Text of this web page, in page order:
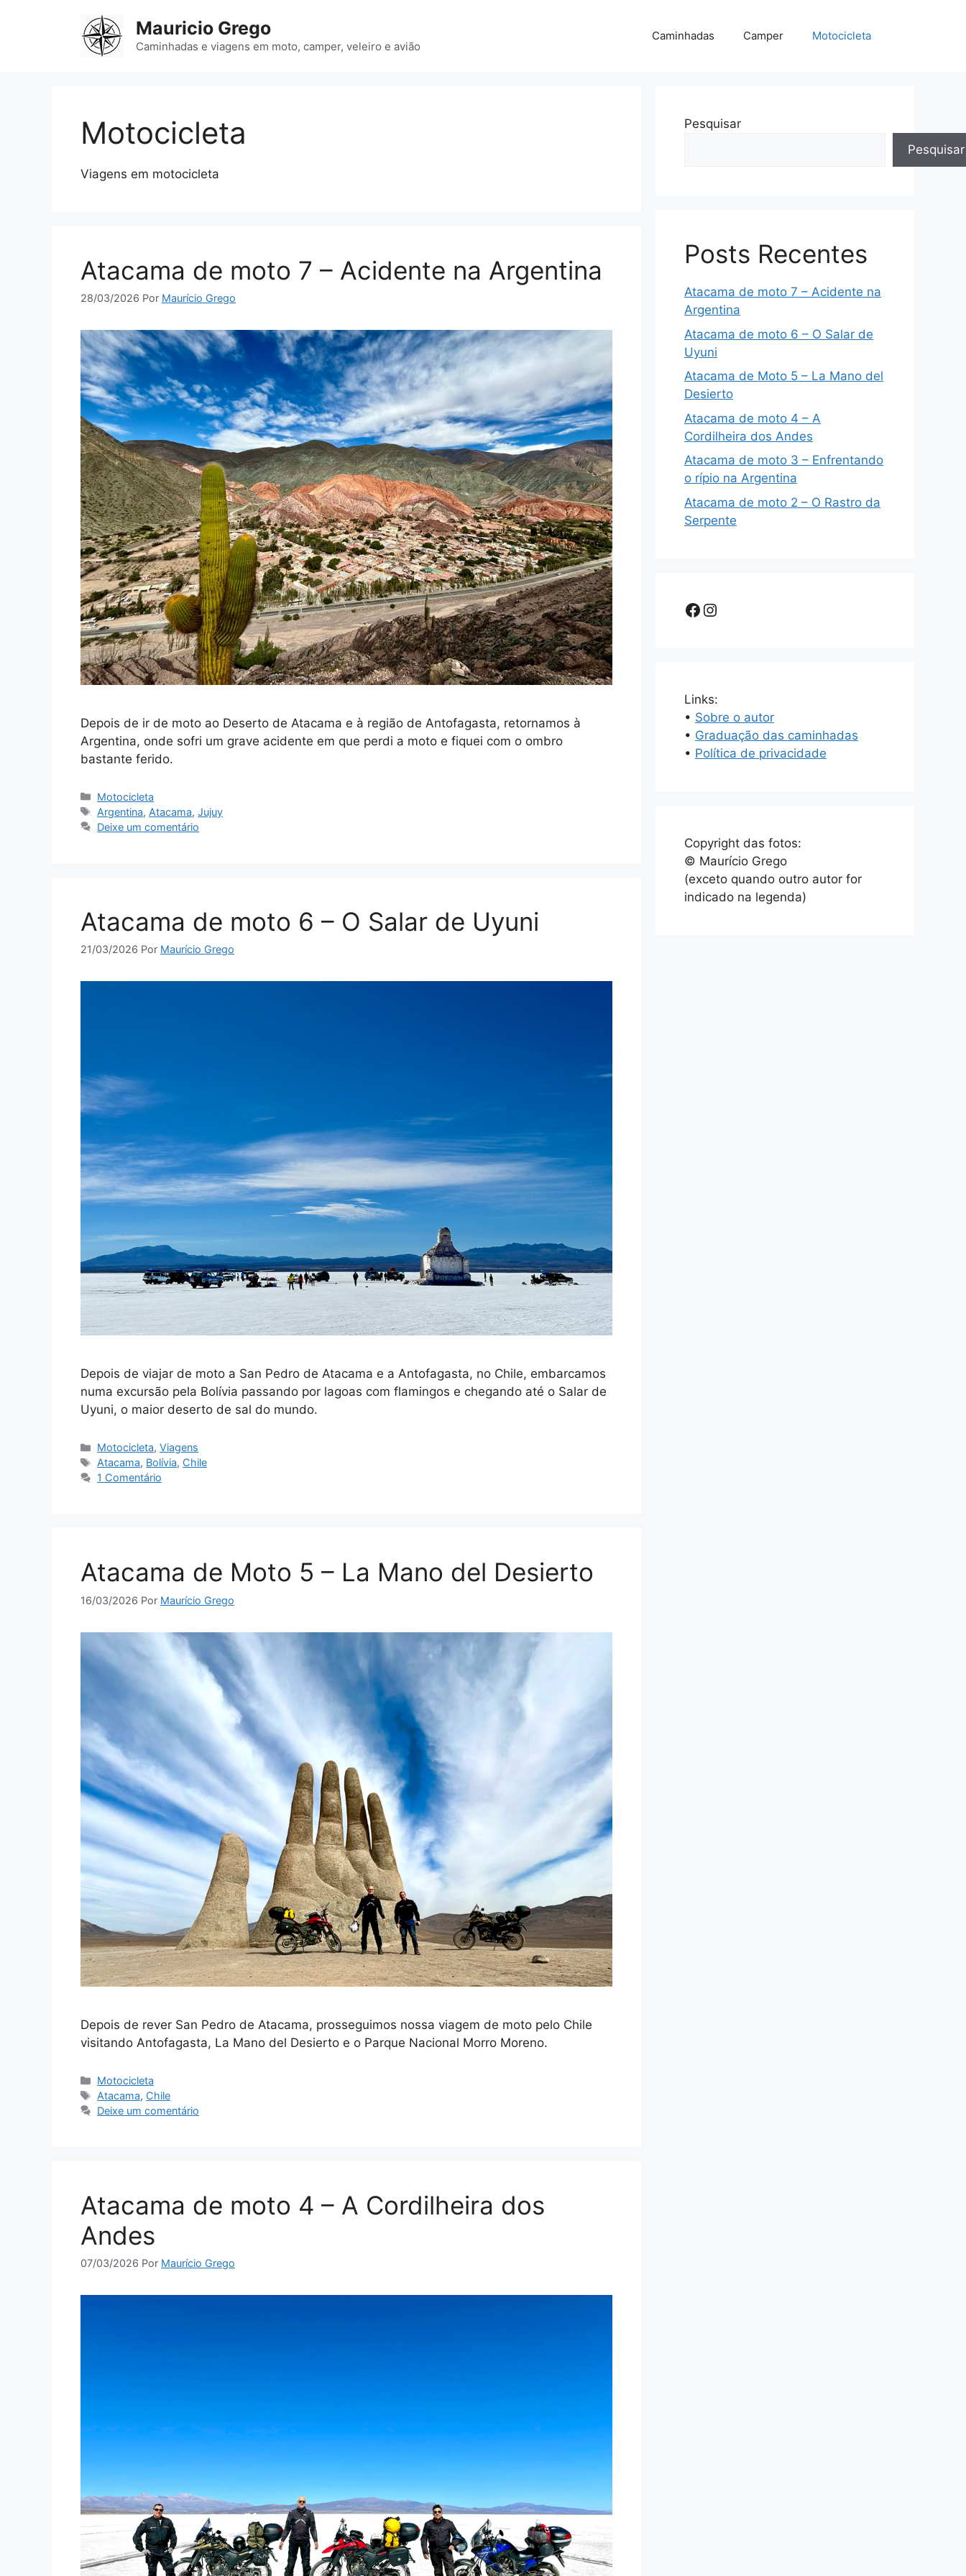
Mauricio Grego
Caminhadas e viagens em moto, camper, veleiro e avião
Caminhadas Camper Motocicleta
Motocicleta
Viagens em motocicleta
Atacama de moto 7 – Acidente na Argentina
28/03/2026 Por Maurício Grego
Depois de ir de moto ao Deserto de Atacama e à região de Antofagasta, retornamos à
Argentina, onde sofri um grave acidente em que perdi a moto e fiquei com o ombro
bastante ferido.
Categorias
Motocicleta
Tags
Argentina, Atacama,Jujuy
Deixe um comentário
Atacama de moto 6 – O Salar de Uyuni
21/03/2026 Por Maurício Grego
Depois de viajar de moto a San Pedro de Atacama e a Antofagasta, no Chile, embarcamos
numa excursão pela Bolívia passando por lagoas com flamingos e chegando até o Salar de
Uyuni, o maior deserto de sal do mundo.
Categorias
Motocicleta,Viagens
Tags
Atacama, Bolívia, Chile
1 Comentário
Atacama de Moto 5 – La Mano del Desierto
16/03/2026 Por Maurício Grego
Depois de rever San Pedro de Atacama, prosseguimos nossa viagem de moto pelo Chile
visitando Antofagasta, La Mano del Desierto e o Parque Nacional Morro Moreno.
Categorias
Motocicleta
Tags
Atacama, Chile
Deixe um comentário
Atacama de moto 4 – A Cordilheira dos
Andes
07/03/2026 Por Maurício Grego
Pesquisar
Pesquisar
Posts Recentes
Atacama de moto 7 – Acidente na
Argentina
Atacama de moto 6 – O Salar de
Uyuni
Atacama de Moto 5 – La Mano del
Desierto
Atacama de moto 4 – A
Cordilheira dos Andes
Atacama de moto 3 – Enfrentando
o rípio na Argentina
Atacama de moto 2 – O Rastro da
Serpente
Facebook
Instagram
Links:
• Sobre o autor
• Graduação das caminhadas
• Política de privacidade
Copyright das fotos:
© Maurício Grego
(exceto quando outro autor for
indicado na legenda)